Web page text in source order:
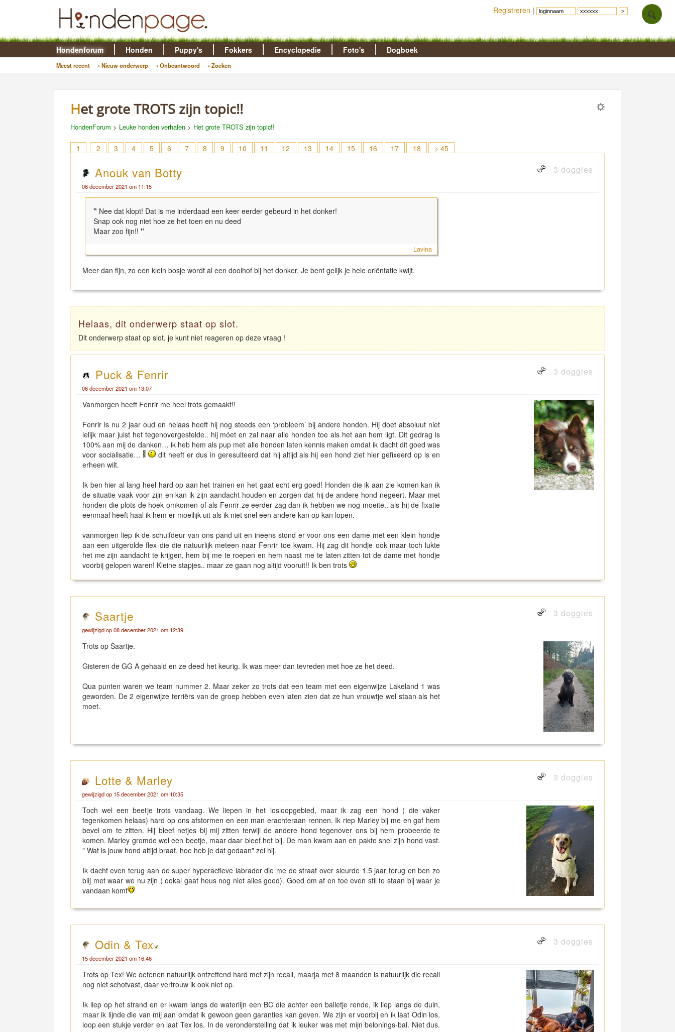
Hondenforum
Meest recent • Nieuw onderwerp • Onbeantwoord • Zoeken
Honden Puppy's Fokkers Encyclopedie Foto's Dogboek
Het grote TROTS zijn topic!!
HondenForum > Leuke honden verhalen > Het grote TROTS zijn topic!!
1 2 3 4 5 6 7 8 9 10 11 12 13 14 15 16 17 18 > 45
Anouk van Botty 3 doggies
06 december 2021 om 11:15
" Nee dat klopt! Dat is me inderdaad een keer eerder gebeurd in het donker!
Snap ook nog niet hoe ze het toen en nu deed
Maar zoo fijn!! "
Lavina
Meer dan fijn, zo een klein bosje wordt al een doolhof bij het donker. Je bent gelijk je hele oriëntatie kwijt.
Helaas, dit onderwerp staat op slot.
Dit onderwerp staat op slot, je kunt niet reageren op deze vraag !
Puck & Fenrir 3 doggies
06 december 2021 om 13:07
Vanmorgen heeft Fenrir me heel trots gemaakt!!
Fenrir is nu 2 jaar oud en helaas heeft hij nog steeds een ‘probleem’ bij andere honden. Hij doet absoluut niet
lelijk maar juist het tegenovergestelde.. hij móet en zal naar alle honden toe als het aan hem ligt. Dit gedrag is
100% aan mij de danken… ik heb hem als pup met alle honden laten kennis maken omdat ik dacht dit goed was
voor socialisatie…
dit heeft er dus in geresulteerd dat hij altijd als hij een hond ziet hier gefixeerd op is en
erheen wilt.
Ik ben hier al lang heel hard op aan het trainen en het gaat echt erg goed! Honden die ik aan zie komen kan ik
de situatie vaak voor zijn en kan ik zijn aandacht houden en zorgen dat hij de andere hond negeert. Maar met
honden die plots de hoek omkomen of als Fenrir ze eerder zag dan ik hebben we nog moeite.. als hij de fixatie
eenmaal heeft haal ik hem er moeilijk uit als ik niet snel een andere kan op kan lopen.
vanmorgen liep ik de schuifdeur van ons pand uit en ineens stond er voor ons een dame met een klein hondje
aan een uitgerolde flex die die natuurlijk meteen naar Fenrir toe kwam. Hij zag dit hondje ook maar toch lukte
het me zijn aandacht te krijgen, hem bij me te roepen en hem naast me te laten zitten tot de dame met hondje
voorbij gelopen waren! Kleine stapjes.. maar ze gaan nog altijd vooruit!! Ik ben trots
Saartje 3 doggies
gewijzigd op 08 december 2021 om 12:39
Trots op Saartje.
Gisteren de GG A gehaald en ze deed het keurig. Ik was meer dan tevreden met hoe ze het deed.
Qua punten waren we team nummer 2. Maar zeker zo trots dat een team met een eigenwijze Lakeland 1 was
geworden. De 2 eigenwijze terriërs van de groep hebben even laten zien dat ze hun vrouwtje wel staan als het
moet.
Lotte & Marley 3 doggies
gewijzigd op 15 december 2021 om 10:35
Toch wel een beetje trots vandaag. We liepen in het losloopgebied, maar ik zag een hond ( die vaker
tegenkomen helaas) hard op ons afstormen en een man erachteraan rennen. Ik riep Marley bij me en gaf hem
bevel om te zitten. Hij bleef netjes bij mij zitten terwijl de andere hond tegenover ons bij hem probeerde te
komen. Marley gromde wel een beetje, maar daar bleef het bij. De man kwam aan en pakte snel zijn hond vast.
" Wat is jouw hond altijd braaf, hoe heb je dat gedaan" zei hij.
Ik dacht even terug aan de super hyperactieve labrador die me de straat over sleurde 1.5 jaar terug en ben zo
blij met waar we nu zijn ( ookal gaat heus nog niet alles goed). Goed om af en toe even stil te staan bij waar je
vandaan komt
Odin & Tex 3 doggies
15 december 2021 om 16:46
Trots op Tex! We oefenen natuurlijk ontzettend hard met zijn recall, maarja met 8 maanden is natuurlijk die recall
nog niet schotvast, daar vertrouw ik ook niet op.
Ik liep op het strand en er kwam langs de waterlijn een BC die achter een balletje rende, ik liep langs de duin,
maar ik lijnde die van mij aan omdat ik gewoon geen garanties kan geven. We zijn er voorbij en ik laat Odin los,
loop een stukje verder en laat Tex los. In de veronderstelling dat ik leuker was met mijn belonings-bal. Niet dus.
Registreren |